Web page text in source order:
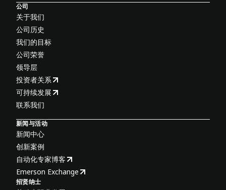
公司
关于我们
公司历史
我们的目标
公司荣誉
领导层
投资者关系
可持续发展
联系我们
新闻与活动
新闻中心
创新案例
自动化专家博客
Emerson Exchange
招贤纳士